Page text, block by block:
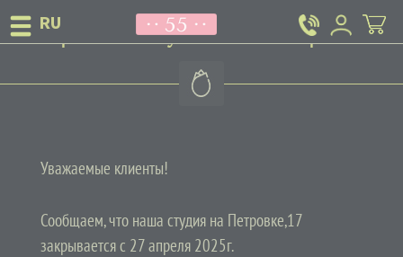
Закрытие студии на Петровке!
Уважаемые клиенты!
Сообщаем, что наша студия на Петровке,17
закрывается с 27 апреля 2025г.